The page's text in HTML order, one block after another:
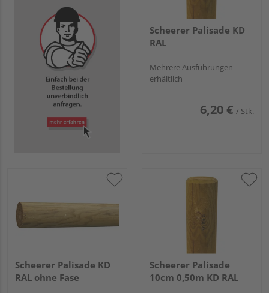
Scheerer Palisade KD
RAL
Mehrere Ausführungen
erhältlich
6,20 € / Stk.
Scheerer Palisade KD
RAL ohne Fase
Scheerer Palisade
10cm 0,50m KD RAL